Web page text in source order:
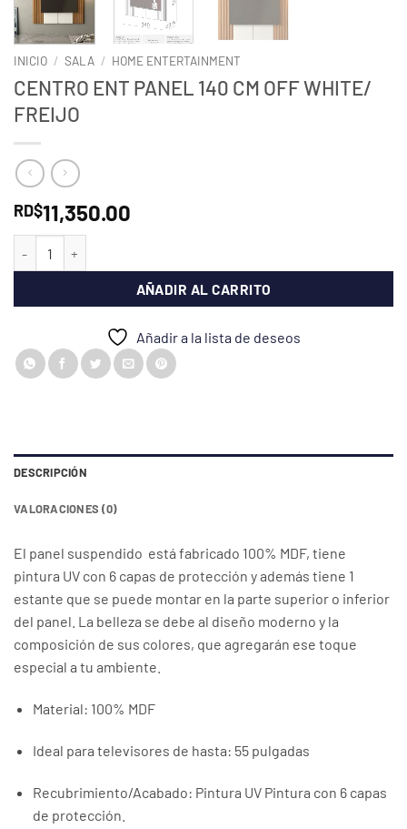
INICIO / SALA / HOME ENTERTAINMENT
CENTRO ENT PANEL 140 CM OFF WHITE/
FREIJO
RD$11,350.00
AÑADIR AL CARRITO
Añadir a la lista de deseos
DESCRIPCIÓN
VALORACIONES (0)
El panel suspendido está fabricado 100% MDF, tiene
pintura UV con 6 capas de protección y además tiene 1
estante que se puede montar en la parte superior o inferior
del panel. La belleza se debe al diseño moderno y la
composición de sus colores, que agregarán ese toque
especial a tu ambiente.
Material: 100% MDF
Ideal para televisores de hasta: 55 pulgadas
Recubrimiento/Acabado: Pintura UV Pintura con 6 capas
de protección.